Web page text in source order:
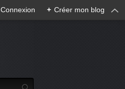
Connexion + Créer mon blog